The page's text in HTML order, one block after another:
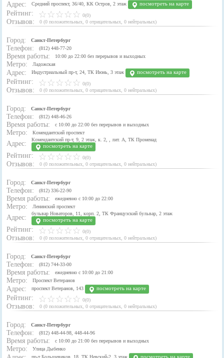
Адрес: Средний проспект, 36/40, КК Остров, 2 этаж посмотреть на карте
Рейтинг: 0(0)
Отзывов: 0 (0 положительных ,0 отрицательных ,0 нейтральных)
Город: Санкт-Петербург
Телефон: (812) 448-77-20
Время работы: 10:00 до 22:00 без перерывов и выходных
Метро: Ладожская
Адрес: Индустриальный пр-т, 24, ТК Июнь, 3 этаж посмотреть на карте
Рейтинг: 0(0)
Отзывов: 0 (0 положительных ,0 отрицательных ,0 нейтральных)
Город: Санкт-Петербург
Телефон: (812) 448-46-26
Время работы: с 10:00 до 22:00 без перерывов и выходных
Метро: Комендантский проспект
Адрес:
Комендантский пр-т, 9, 2 этаж, к. 2, , лит. А, ТК Променад
посмотреть на карте
Рейтинг: 0(0)
Отзывов: 0 (0 положительных ,0 отрицательных ,0 нейтральных)
Город: Санкт-Петербург
Телефон: (812) 336-22-90
Время работы: ежедневно с 10:00 до 22:00
Метро: Ленинский проспект
Адрес:
бульвар Новаторов, 11, корп. 2, ТК Французский бульвар, 2 этаж
посмотреть на карте
Рейтинг: 0(0)
Отзывов: 0 (0 положительных ,0 отрицательных ,0 нейтральных)
Город: Санкт-Петербург
Телефон: (812) 744-33-00
Время работы: ежедневно с 10:00 до 21:00
Метро: Проспект Ветеранов
Адрес: проспект Ветеранов, 143 посмотреть на карте
Рейтинг: 0(0)
Отзывов: 0 (0 положительных ,0 отрицательных ,0 нейтральных)
Город: Санкт-Петербург
Телефон: (812) 448-44-98, 448-44-96
Время работы: с 10:00 до 21:00 без перерывов и выходных
Метро: Улица Дыбенко
пр-т Большевиков, 18, ТК Невский-2, 3 этаж посмотреть на карте